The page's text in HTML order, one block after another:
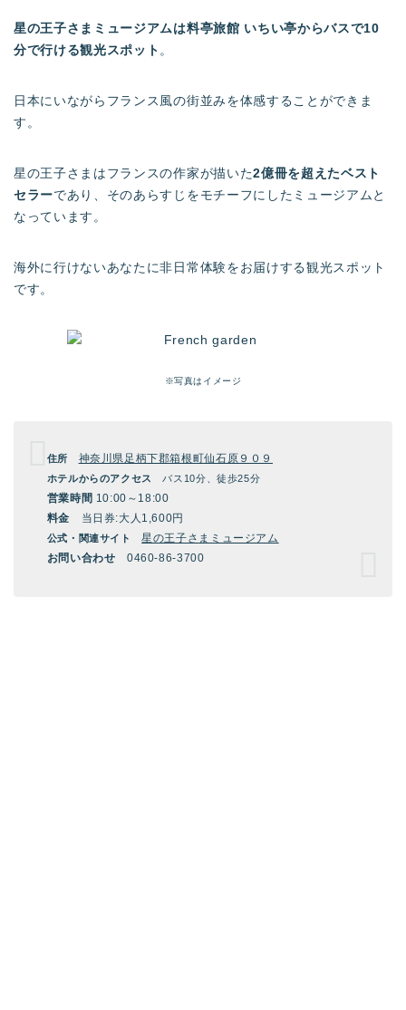
星の王子さまミュージアムは料亭旅館 いちい亭からバスで10
分で行ける観光スポット 。
日本にいながらフランス風の街並みを体感することができま
す。
星の王子さまはフランスの作家が描いた2億冊を超えたベスト
セラーであり、そのあらすじをモチーフにしたミュージアムと
なっています。
海外に行けないあなたに非日常体験をお届けする観光スポット
です。
※写真はイメージ
住所 神奈川県足柄下郡箱根町仙石原９０９
ホテルからのアクセス バス10分、徒歩25分
営業時間 10:00～18:00
料金 当日券:大人1,600円
公式・関連サイト星の王子さまミュージアム
お問い合わせ 0460-86-3700